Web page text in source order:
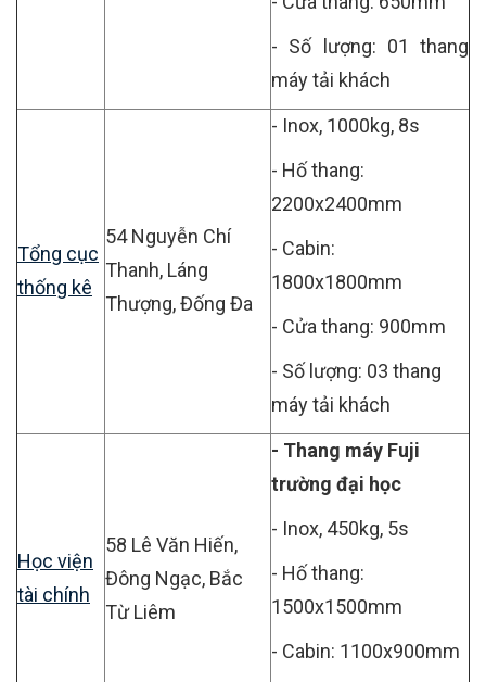
- Số lượng: 01 thang
máy tải khách
Tổng cục
thống kê
54 Nguyễn Chí
Thanh, Láng
Thượng, Đống Đa
- Inox, 1000kg, 8s
- Hố thang:
2200x2400mm
- Cabin:
1800x1800mm
- Cửa thang: 900mm
- Số lượng: 03 thang
máy tải khách
Học viện
tài chính
58 Lê Văn Hiến,
Đông Ngạc, Bắc
Từ Liêm
- Thang máy Fuji
trường đại học
- Inox, 450kg, 5s
- Hố thang:
1500x1500mm
- Cabin: 1100x900mm